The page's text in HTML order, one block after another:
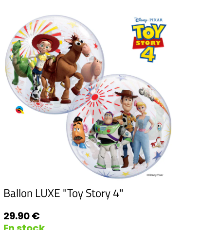
Ballon LUXE "Toy Story 4"
29.90 €